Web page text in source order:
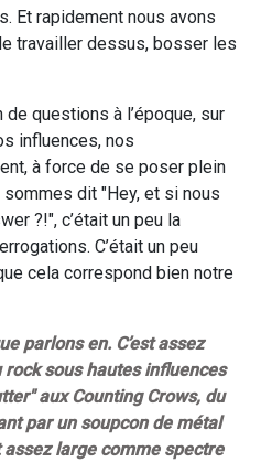
Et rapidement nous avons
travailler dessus, bosser les
questions à l’époque, sur
influences, nos
à force de se poser plein
dit "Hey, et si nous
?!", c’était un peu la
C’était un peu
cela correspond bien notre
parlons en. C’est assez
sous hautes influences
aux Counting Crows, du
par un soupcon de métal
assez large comme spectre